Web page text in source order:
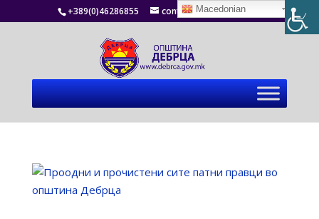
+389(0)46286855 contact@debrca.gov.mk
Macedonian